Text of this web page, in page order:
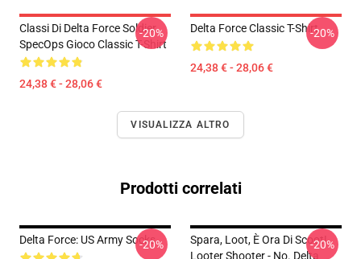
Classi Di Delta Force Soldier
SpecOps Gioco Classic T-Shirt
24,38 € - 28,06 €
-20% Delta Force Classic T-Shirt
24,38 € - 28,06 €
-20%
VISUALIZZA ALTRO
Prodotti correlati
Delta Force: US Army Socks
-20%
Spara, Loot, È Ora Di Scoot!
Looter Shooter - No. Delta
-20%